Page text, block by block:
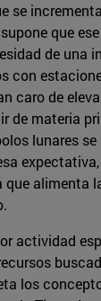
se
que
de una
con
caro de
de materia
lunares
que alimenta
actividad
los